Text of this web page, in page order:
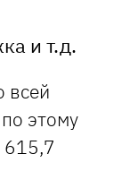
и т.д.
всей
этому
615,7